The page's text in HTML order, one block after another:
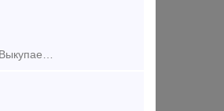
Производим Выкуп списанных Вагонов. У Нас Быстрый выкуп Вагонов с истёкшим сроком службы. Выкупаем любые жд Вагоны, в независимости от состояния Вагона, расчёт производим любым удобным для Вас с